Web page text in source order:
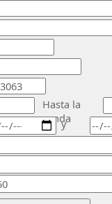
Hasta la
ronda
y